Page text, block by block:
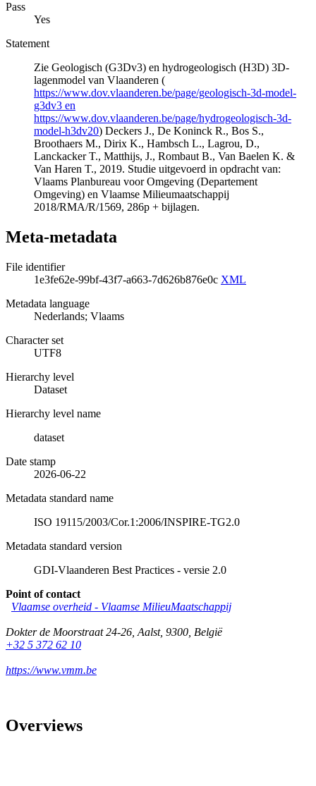
Pass
Yes
Statement
Zie Geologisch (G3Dv3) en hydrogeologisch (H3D) 3D-
lagenmodel van Vlaanderen (
https://www.dov.vlaanderen.be/page/geologisch-3d-model-
g3dv3 en
https://www.dov.vlaanderen.be/page/hydrogeologisch-3d-
model-h3dv20) Deckers J., De Koninck R., Bos S.,
Broothaers M., Dirix K., Hambsch L., Lagrou, D.,
Lanckacker T., Matthijs, J., Rombaut B., Van Baelen K. &
Van Haren T., 2019. Studie uitgevoerd in opdracht van:
Vlaams Planbureau voor Omgeving (Departement
Omgeving) en Vlaamse Milieumaatschappij
2018/RMA/R/1569, 286p + bijlagen.
Meta-metadata
File identifier
1e3fe62e-99bf-43f7-a663-7d626b876e0c XML
Metadata language
Nederlands; Vlaams
Character set
UTF8
Hierarchy level
Dataset
Hierarchy level name
dataset
Date stamp
2026-06-22
Metadata standard name
ISO 19115/2003/Cor.1:2006/INSPIRE-TG2.0
Metadata standard version
GDI-Vlaanderen Best Practices - versie 2.0
Point of contact
Vlaamse overheid - Vlaamse MilieuMaatschappij
Dokter de Moorstraat 24-26 Aalst, 9300 België
+32 5 372 62 10
https://www.vmm.be
Overviews